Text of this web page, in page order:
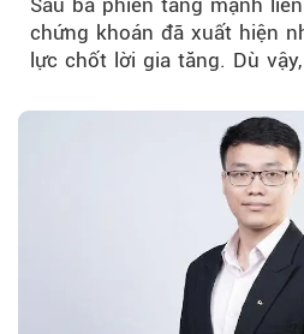
chứng khoán đã xuất hiện
lực chốt lời gia tăng. Dù